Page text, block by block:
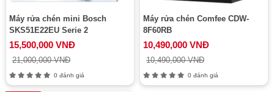
Máy rửa chén mini Bosch
SKS51E22EU Serie 2
15,500,000 VNĐ
21,000,000 VNĐ
0 đánh giá
Máy rửa chén Comfee CDW-
8F60RB
10,490,000 VNĐ
10,490,000 VNĐ
0 đánh giá